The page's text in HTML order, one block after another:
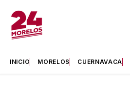
INICIO MORELOS CUERNAVACA